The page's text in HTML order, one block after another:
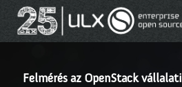
Felmérés az OpenStack